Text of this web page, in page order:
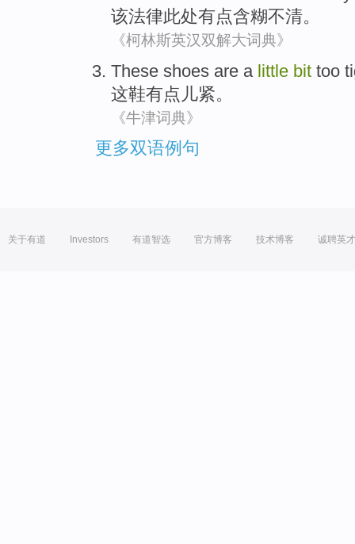
该法律此处有点含糊不清。
《柯林斯英汉双解大词典》
These shoes are a little bit too
这鞋有点儿紧。
《牛津词典》
更多双语例句
关于有道 Investors 有道智选 官方博客 技术博客 诚聘英才